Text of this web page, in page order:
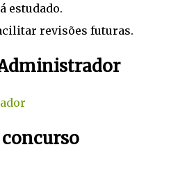
estudado.
revisões futuras.